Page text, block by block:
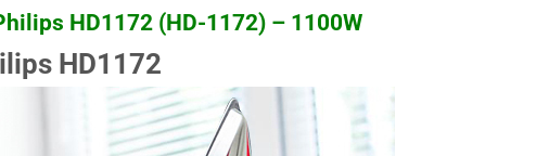
HD1172 (HD-1172) – 1100W
HD1172